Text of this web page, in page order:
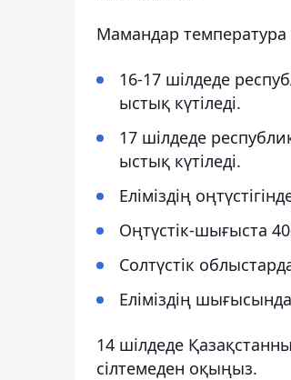
Мамандар температура
16-17 шілдеде
ыстық күтіледі.
17 шілдеде
ыстық күтіледі.
Еліміздің
Оңтүстік-шығыста
Солтүстік
Еліміздің
14 шілдеде
сілтемеден оқыңыз.